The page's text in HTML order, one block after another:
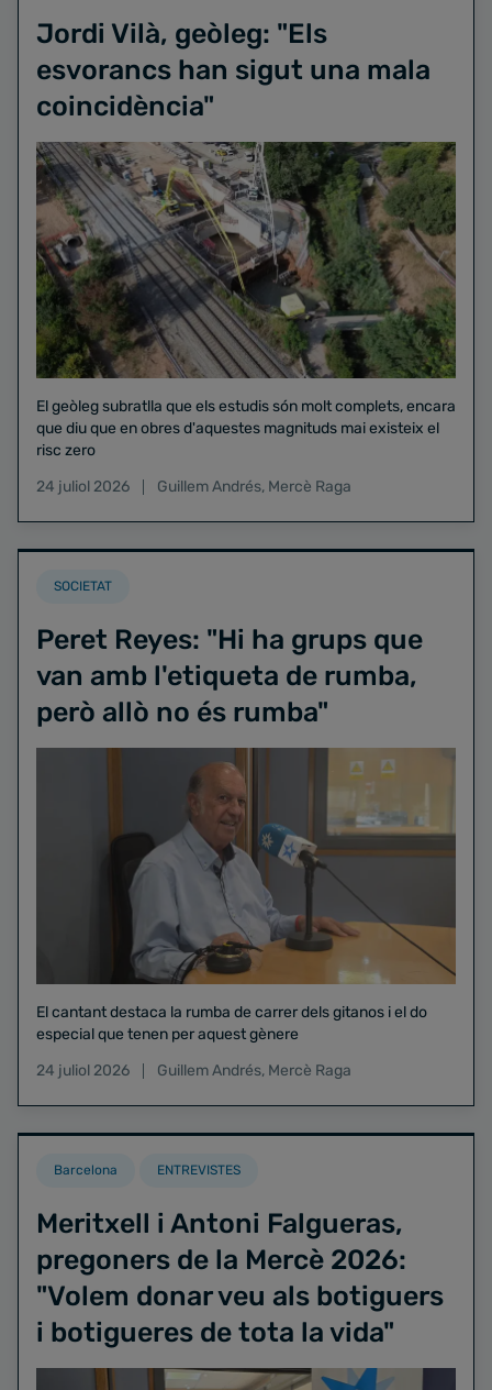
Jordi Vilà, geòleg: "Els
esvorancs han sigut una mala
coincidència"
El geòleg subratlla que els estudis són molt complets, encara
que diu que en obres d'aquestes magnituds mai existeix el
risc zero
24 juliol 2026
Guillem Andrés, Mercè Raga
SOCIETAT
Peret Reyes: "Hi ha grups que
van amb l'etiqueta de rumba,
però allò no és rumba"
El cantant destaca la rumba de carrer dels gitanos i el do
especial que tenen per aquest gènere
24 juliol 2026
Guillem Andrés, Mercè Raga
Barcelona ENTREVISTES
Meritxell i Antoni Falgueras,
pregoners de la Mercè 2026:
"Volem donar veu als botiguers
i botigueres de tota la vida"